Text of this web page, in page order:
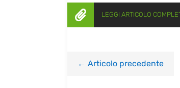
 LEGGI ARTICOLO
← Articolo precedente